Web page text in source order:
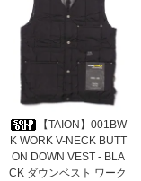
【TAION】001BW
K WORK V-NECK BUTT
ON DOWN VEST - BLA
CK ダウンベスト ワーク